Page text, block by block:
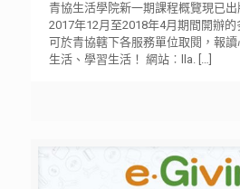
青協生活學院新一期課程概覽現已
2017年12月至2018年4月期間開辦
可於青協轄下各服務單位取閱，報
生活、學習生活！ 網站︰lla.[…]